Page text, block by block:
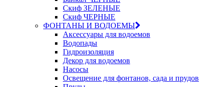
Скиф ЗЕЛЕНЫЕ
Скиф ЧЕРНЫЕ
ФОНТАНЫ И ВОДОЕМЫ
Аксессуары для водоемов
Водопады
Гидроизоляция
Декор для водоемов
Насосы
Освещение для фонтанов, сада и прудов